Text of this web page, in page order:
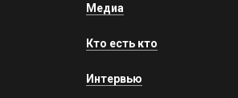
Медиа
Кто есть кто
Интервью